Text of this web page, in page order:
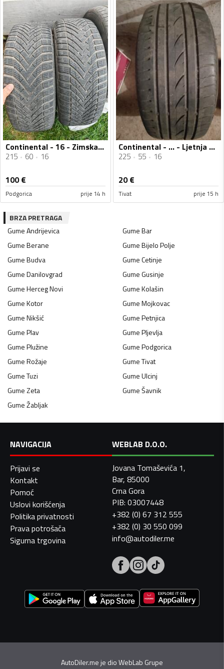
Continental - 16 - Zimska guma
215 60 16
100€
Podgorica prije 14 h
Continental - ... - Ljetnja guma
225 55 16
20€
Tivat prije 15 h
BRZA PRETRAGA
GumeAndrijevica GumeBar
GumeBerane GumeBijelo Polje
GumeBudva GumeCetinje
GumeDanilovgrad GumeGusinje
GumeHerceg Novi GumeKolašin
GumeKotor GumeMojkovac
GumeNikšić GumePetnjica
GumePlav GumePljevlja
GumePlužine GumePodgorica
GumeRožaje GumeTivat
GumeTuzi GumeUlcinj
GumeZeta GumeŠavnik
GumeŽabljak
NAVIGACIJA
Prijavi se
Kontakt
Pomoć
Uslovi korišćenja
Politika privatnosti
Prava potrošača
Sigurna trgovina
WEBLAB D.O.O.
Jovana Tomaševića 1,
Bar, 85000
Crna Gora
PIB: 03007448
+382 (0) 67 312 555
+382 (0) 30 550 099
info@autodiler.me
AutoDiler.me je dioWebLab Grupe